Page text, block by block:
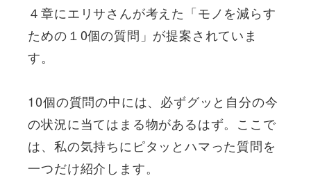
４章にエリサさんが考えた「モノを減らす
ための１0個の質問」が提案されていま
す。
10個の質問の中には、必ずグッと自分の今
の状況に当てはまる物があるはず。ここで
は、私の気持ちにピタッとハマった質問を
一つだけ紹介します。